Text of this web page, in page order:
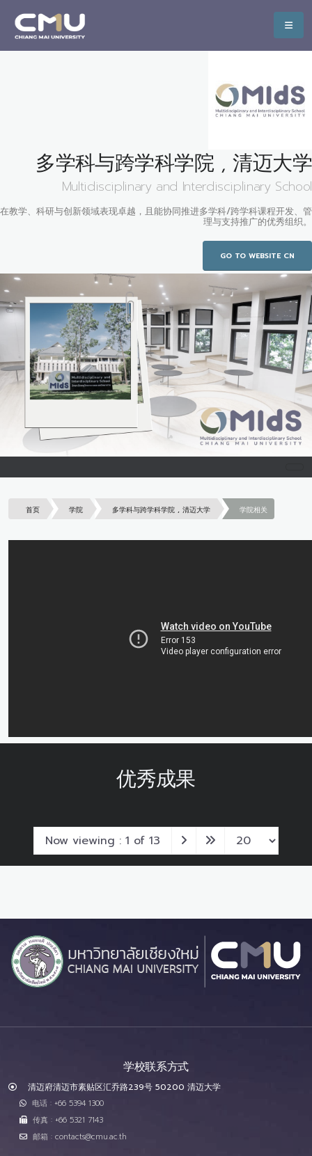
多学科与跨学科学院 , 清迈大学
Multidisciplinary and Interdisciplinary School
在教学、科研与创新领域表现卓越，且能协同推进多学科/跨学科课程开发、管
理与支持推广的优秀组织。
GO TO WEBSITE CN
首页 学院 多学科与跨学科学院 , 清迈大学 学院相关
优秀成果
Now viewing : 1 of 13
学校联系方式
清迈府清迈市素贴区汇乔路239号 50200 清迈大学
电话 : +66 5394 1300
传真 : +66 5321 7143
邮箱 : contacts@cmu.ac.th